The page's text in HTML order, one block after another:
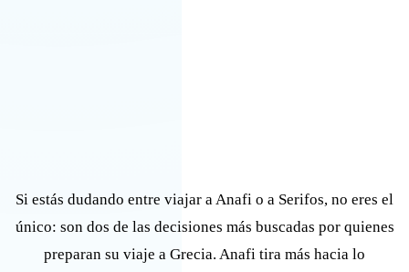
Si estás dudando entre viajar a Anafi o a Serifos, no eres el
único: son dos de las decisiones más buscadas por quienes
preparan su viaje a Grecia. Anafi tira más hacia lo